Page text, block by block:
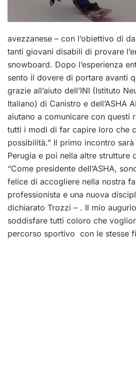
avezzanese – con l’obiettivo di
tanti giovani disabili di provare
snowboard. Dopo l’esperienza
sento il dovere di portare avanti
grazie all’aiuto dell’INI (Istituto
Italiano) di Canistro e dell’ASHA
aiutano a comunicare con questi
tutti i modi di far capire loro che
possibilità.” Il primo incontro sarà
Perugia e poi nella altre strutture
“Come presidente dell’ASHA,
felice di accogliere nella nostra
professionista e una nuova
dichiarato Trozzi – . Il mio
soddisfare tutti coloro che
percorso sportivo con le stesse